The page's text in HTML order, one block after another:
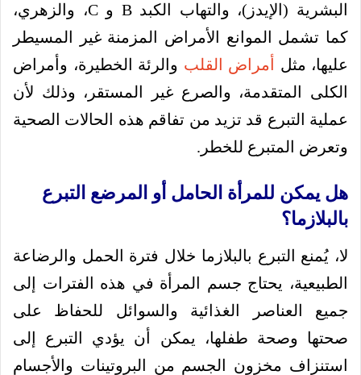
البشرية (الإيدز)، والتهاب الكبد B و C، والزهري،
كما تشمل الموانع الأمراض المزمنة غير المسيطر
عليها، مثل
أمراض القلب والرئة الخطيرة، وأمراض
الكلى المتقدمة، والصرع غير المستقر، وذلك لأن
عملية التبرع قد تزيد من تفاقم هذه الحالات الصحية
وتعرض المتبرع للخطر.
هل يمكن للمرأة الحامل أو المرضع التبرع
بالبلازما؟
لا، يُمنع التبرع بالبلازما خلال فترة الحمل والرضاعة
الطبيعية، يحتاج جسم المرأة في هذه الفترات إلى
جميع العناصر الغذائية والسوائل للحفاظ على
صحتها وصحة طفلها، يمكن أن يؤدي التبرع إلى
استنزاف مخزون الجسم من البروتينات والأجسام